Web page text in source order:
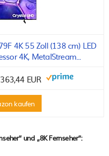
4K 55 Zoll (138 cm) LED
4K, MetalStream...
363,44 EUR
kaufen
und „8K Fernseher“: